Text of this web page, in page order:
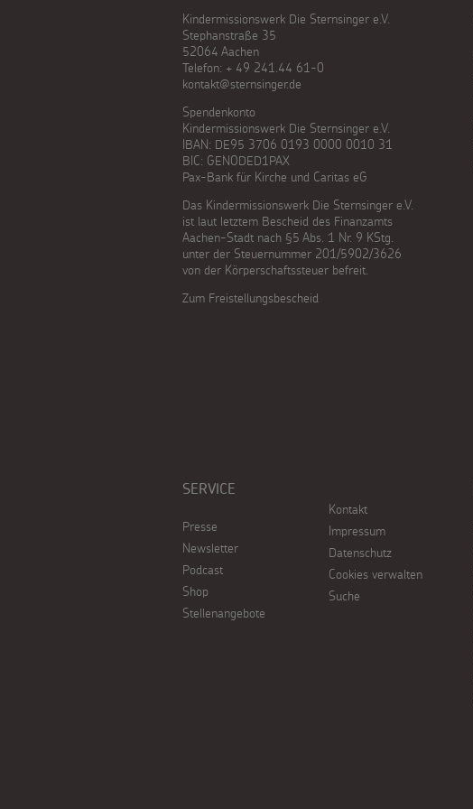
Kindermissionswerk Die Sternsinger e.V.
Stephanstraße 35
52064 Aachen
Telefon: + 49 241.44 61-0
kontakt@sternsinger.de
Spendenkonto
Kindermissionswerk Die Sternsinger e.V.
IBAN: DE95 3706 0193 0000 0010 31
BIC: GENODED1PAX
Pax-Bank für Kirche und Caritas eG
Das Kindermissionswerk Die Sternsinger e.V.
ist laut letztem Bescheid des Finanzamts
Aachen-Stadt nach §5 Abs. 1 Nr. 9 KStg.
unter der Steuernummer 201/5902/3626
von der Körperschaftssteuer befreit.
Zum Freistellungsbescheid
SERVICE
Presse
Newsletter
Podcast
Shop
Stellenangebote
Kontakt
Impressum
Datenschutz
Cookies verwalten
Suche